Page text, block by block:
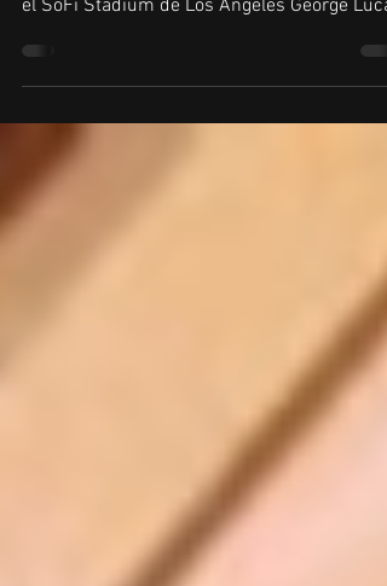
Anya Taylor Joy junto a su esposo Malcolm
McRae en Los Ángeles Bill Gates, presente en
Vergara y Wilson dialogan antes del
La pareja observando el partido entre EE.UU.
Paraguay El protagonista de Titanic, presente
en Los Ángeles La contundente victoria de la
Paraguay en el inicio del Mundial 2026 no